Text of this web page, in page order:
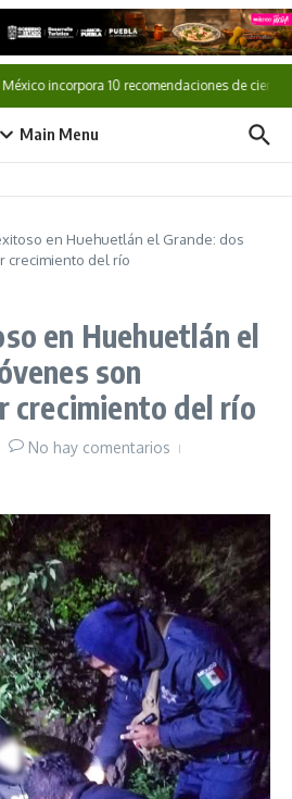
incorpora 10 recomendaciones de
Main Menu
en Huehuetlán el Grande: dos
crecimiento del río
en Huehuetlán el
son
crecimiento del río
No hay comentarios